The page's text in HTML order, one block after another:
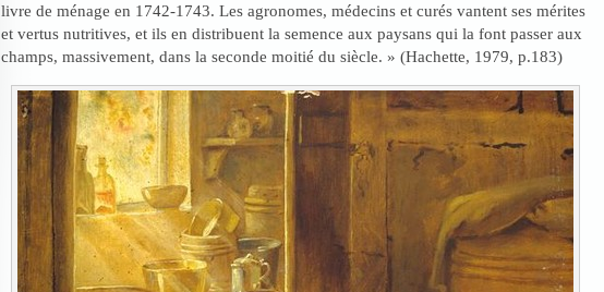
livre de ménage en 1742-1743. Les agronomes, médecins et curés vantent ses mérites
et vertus nutritives, et ils en distribuent la semence aux paysans qui la font passer aux
champs, massivement, dans la seconde moitié du siècle. » (Hachette, 1979, p.183)